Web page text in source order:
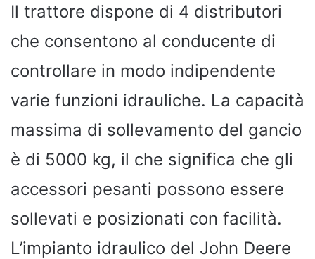
Il trattore dispone di 4 distributori
che consentono al conducente di
controllare in modo indipendente
varie funzioni idrauliche. La capacità
massima di sollevamento del gancio
è di 5000 kg, il che significa che gli
accessori pesanti possono essere
sollevati e posizionati con facilità.
L’impianto idraulico del John Deere